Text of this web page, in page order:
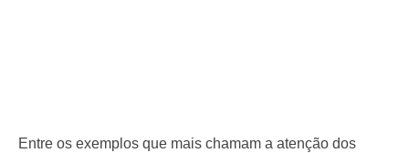
Entre os exemplos que mais chamam a atenção dos